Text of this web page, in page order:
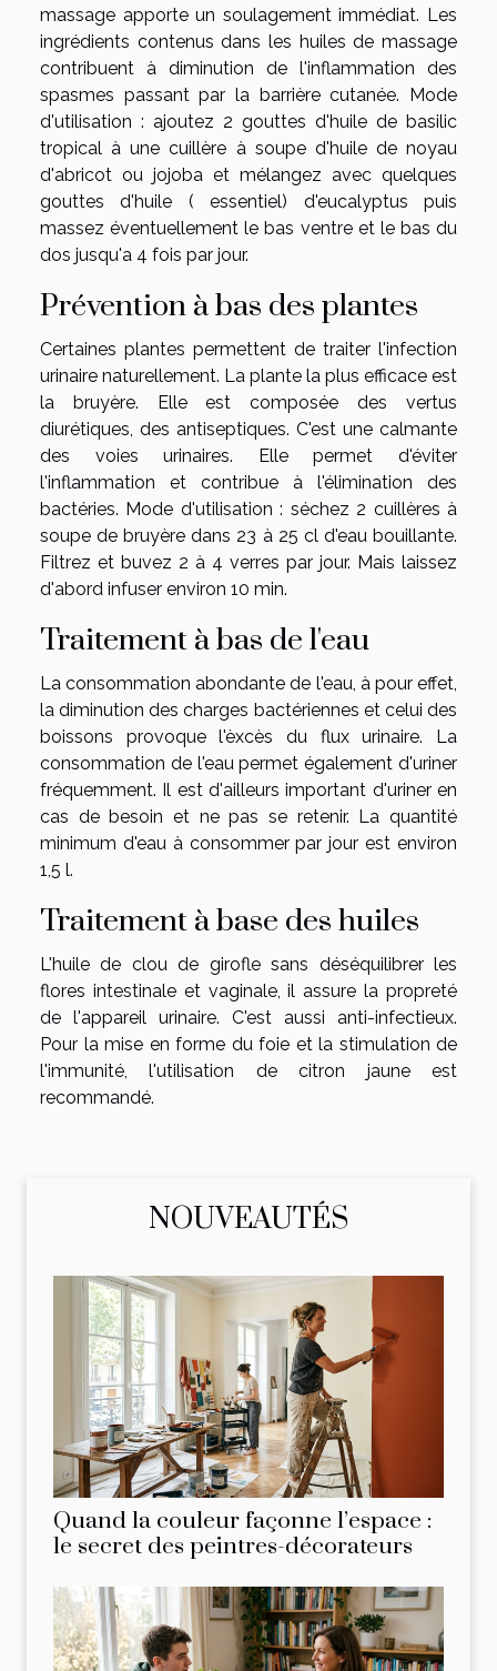
massage apporte un soulagement immédiat. Les
ingrédients contenus dans les huiles de massage
contribuent à diminution de l'inflammation des
spasmes passant par la barrière cutanée. Mode
d'utilisation : ajoutez 2 gouttes d'huile de basilic
tropical à une cuillère à soupe d'huile de noyau
d'abricot ou jojoba et mélangez avec quelques
gouttes d'huile ( essentiel) d'eucalyptus puis
massez éventuellement le bas ventre et le bas du
dos jusqu'a 4 fois par jour.
Prévention à bas des plantes
Certaines plantes permettent de traiter l'infection
urinaire naturellement. La plante la plus efficace est
la bruyère. Elle est composée des vertus
diurétiques, des antiseptiques. C'est une calmante
des voies urinaires. Elle permet d'éviter
l'inflammation et contribue à l'élimination des
bactéries. Mode d'utilisation : séchez 2 cuillères à
soupe de bruyère dans 23 à 25 cl d'eau bouillante.
Filtrez et buvez 2 à 4 verres par jour. Mais laissez
d'abord infuser environ 10 min.
Traitement à bas de l'eau
La consommation abondante de l'eau, à pour effet,
la diminution des charges bactériennes et celui des
boissons provoque l'èxcès du flux urinaire. La
consommation de l'eau permet également d'uriner
fréquemment. Il est d'ailleurs important d'uriner en
cas de besoin et ne pas se retenir. La quantité
minimum d'eau à consommer par jour est environ
1,5 l.
Traitement à base des huiles
L'huile de clou de girofle sans déséquilibrer les
flores intestinale et vaginale, il assure la propreté
de l'appareil urinaire. C'est aussi anti-infectieux.
Pour la mise en forme du foie et la stimulation de
l'immunité, l'utilisation de citron jaune est
recommandé.
NOUVEAUTÉS
Quand la couleur façonne l’espace :
le secret des peintres-décorateurs